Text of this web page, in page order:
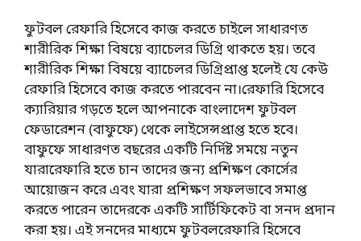
ফুটবল রেফারি হিসেবে কাজ করতে চাইলে সাধারণত
শারীরিক শিক্ষা বিষয়ে ব্যাচেলর ডিগ্রি থাকতে হয়। তবে
শারীরিক শিক্ষা বিষয়ে ব্যাচেলর ডিগ্রিপ্রাপ্ত হলেই যে কেউ
রেফারি হিসেবে কাজ করতে পারবেন না।রেফারি হিসেবে
ক্যারিয়ার গড়তে হলে আপনাকে বাংলাদেশ ফুটবল
ফেডারেশন (বাফুফে) থেকে লাইসেন্সপ্রাপ্ত হতে হবে।
বাফুফে সাধারণত বছরের একটি নির্দিষ্ট সময়ে নতুন
যারারেফারি হতে চান তাদের জন্য প্রশিক্ষণ কোর্সের
আয়োজন করে এবং যারা প্রশিক্ষণ সফলভাবে সমাপ্ত
করতে পারেন তাদেরকে একটি সার্টিফিকেট বা সনদ প্রদান
করা হয়। এই সনদের মাধ্যমে ফুটবলরেফারি হিসেবে